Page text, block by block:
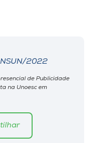
2022
de Publicidade
na Unoesc em